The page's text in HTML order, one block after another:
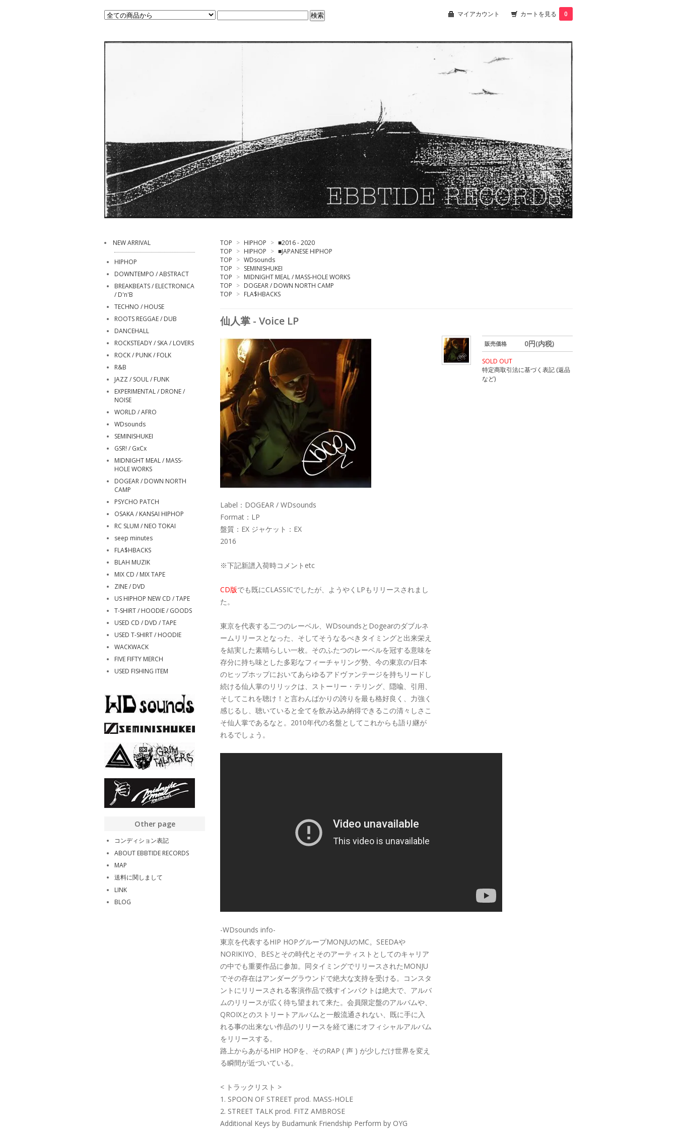
マイアカウント カートを見る 0
TOP > HIPHOP > ■2016 - 2020
TOP > HIPHOP > ■JAPANESE HIPHOP
TOP > WDsounds
TOP > SEMINISHUKEI
TOP > MIDNIGHT MEAL / MASS-HOLE WORKS
TOP > DOGEAR / DOWN NORTH CAMP
TOP > FLA$HBACKS
仙人掌 - Voice LP
販売価格 0円(内税)
SOLD OUT
特定商取引法に基づく表記 (返品
など)
Label：DOGEAR / WDsounds
Format：LP
盤質：EX ジャケット：EX
2016
※下記新譜入荷時コメントetc
CD版でも既にCLASSICでしたが、ようやくLPもリリースされまし
た。
東京を代表する二つのレーベル、WDsoundsとDogearのダブルネ
ームリリースとなった、そしてそうなるべきタイミングと出来栄え
を結実した素晴らしい一枚。そのふたつのレーベルを冠する意味を
存分に持ち味とした多彩なフィーチャリング勢、今の東京の/日本
のヒップホップにおいてあらゆるアドヴァンテージを持ちリードし
続ける仙人掌のリリックは、ストーリー・テリング、隠喩、引用、
そしてこれを聴け！と言わんばかりの誇りを最も格好良く、力強く
感じるし、聴いていると全てを飲み込み納得できるこの清々しさこ
そ仙人掌であるなと。2010年代の名盤としてこれからも語り継が
れるでしょう。
-WDsounds info-
東京を代表するHIP HOPグループMONJUのMC。SEEDAや
NORIKIYO、BESとその時代とそのアーティストとしてのキャリア
の中でも重要作品に参加。同タイミングでリリースされたMONJU
でその存在はアンダーグラウンドで絶大な支持を受ける。コンスタ
ントにリリースされる客演作品で残すインパクトは絶大で、アルバ
ムのリリースが広く待ち望まれて来た。会員限定盤のアルバムや、
QROIXとのストリートアルバムと一般流通されない、既に手に入
れる事の出来ない作品のリリースを経て遂にオフィシャルアルバム
をリリースする。
路上からあがるHIP HOPを、そのRAP ( 声 ) が少しだけ世界を変え
る瞬間が近づいている。
< トラックリスト >
1. SPOON OF STREET prod. MASS-HOLE
2. STREET TALK prod. FITZ AMBROSE
Additional Keys by Budamunk Friendship Perform by OYG
NEW ARRIVAL
HIPHOP
DOWNTEMPO / ABSTRACT
BREAKBEATS / ELECTRONICA
/ D'n'B
TECHNO / HOUSE
ROOTS REGGAE / DUB
DANCEHALL
ROCKSTEADY / SKA / LOVERS
ROCK / PUNK / FOLK
R&B
JAZZ / SOUL / FUNK
EXPERIMENTAL / DRONE /
NOISE
WORLD / AFRO
WDsounds
SEMINISHUKEI
GSR! / GxCx
MIDNIGHT MEAL / MASS-
HOLE WORKS
DOGEAR / DOWN NORTH
CAMP
PSYCHO PATCH
OSAKA / KANSAI HIPHOP
RC SLUM / NEO TOKAI
seep minutes
FLA$HBACKS
BLAH MUZIK
MIX CD / MIX TAPE
ZINE / DVD
US HIPHOP NEW CD / TAPE
T-SHIRT / HOODIE / GOODS
USED CD / DVD / TAPE
USED T-SHIRT / HOODIE
WACKWACK
FIVE FIFTY MERCH
USED FISHING ITEM
Other page
コンディション表記
ABOUT EBBTIDE RECORDS
MAP
送料に関しまして
LINK
BLOG